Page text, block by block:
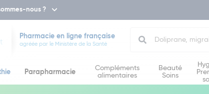
nous ?
Pharmacie en ligne française
agréée par le Ministère de la Santé
Parapharmacie
Compléments
alimentaires
Beauté
Soins